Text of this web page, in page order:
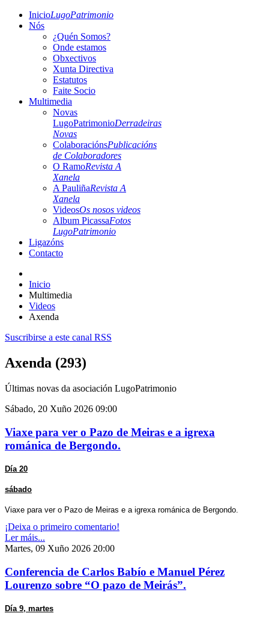
InicioLugoPatrimonio
Nós
¿Quén Somos?
Onde estamos
Obxectivos
Xunta Directiva
Estatutos
Faite Socio
Multimedia
Novas
LugoPatrimonioDerradeiras
Novas
ColaboraciónsPublicacións
de Colaboradores
O RamoRevista A
Xanela
A PauliñaRevista A
Xanela
VideosOs nosos videos
Album PicassaFotos
LugoPatrimonio
Ligazóns
Contacto
Inicio
Multimedia
Videos
Axenda
Suscribirse a este canal RSS
Axenda (293)
Últimas novas da asociación LugoPatrimonio
Sábado, 20 Xuño 2026 09:00
Viaxe para ver o Pazo de Meiras e a igrexa
románica de Bergondo.
Día 20
sábado
Viaxe para ver o Pazo de Meiras e a igrexa románica de Bergondo.
¡Deixa o primeiro comentario!
Ler máis...
Martes, 09 Xuño 2026 20:00
Conferencia de Carlos Babío e Manuel Pérez
Lourenzo sobre “O pazo de Meirás”.
Día 9, martes